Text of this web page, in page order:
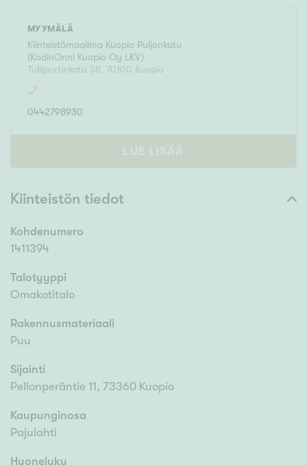
MYYMÄLÄ
Kiinteistömaailma Kuopio Puijonkatu
(KodinOnni Kuopio Oy LKV)
Tulliportinkatu 38, 70100 Kuopio
0442798930
LUE LISÄÄ
Kiinteistön tiedot
Kohdenumero
1411394
Talotyyppi
Omakotitalo
Rakennusmateriaali
Puu
Sijainti
Pellonperäntie 11, 73360 Kuopio
Kaupunginosa
Pajulahti
Huoneluku